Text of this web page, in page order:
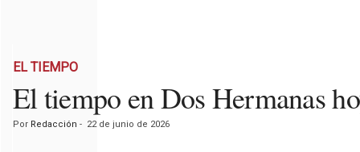
EL TIEMPO
El tiempo en Dos Hermanas
Por Redacción - 22 de junio de 2026